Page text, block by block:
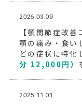
2026.03.09
【顎関節症改善
顎の痛み・食い
どの症状に特化
分 12,000円）
2025.11.01